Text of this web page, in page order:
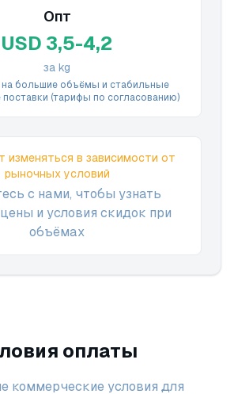
Опт
USD 3,5-4,2
за kg
на большие объёмы и стабильные
(тарифы по согласованию)
изменяться в зависимости от
рыночных условий
с нами, чтобы узнать
и условия скидок при
объёмах
оплаты
коммерческие условия для